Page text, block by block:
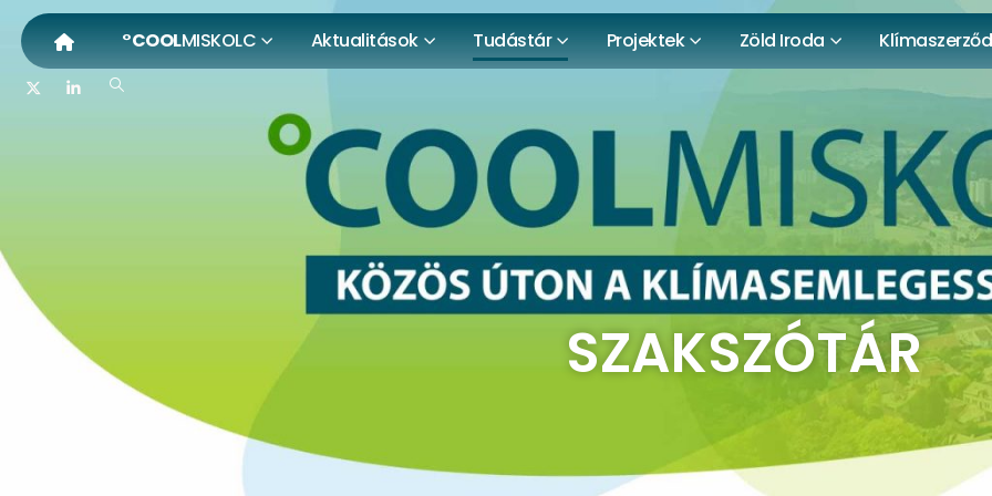
°COOLMISKOLC Aktualitások Tudástár Projektek Zöld Iroda
SZAKSZÓTÁR